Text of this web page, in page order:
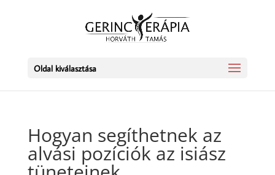
Oldal kiválasztása
Hogyan segíthetnek az
alvási pozíciók az isiász